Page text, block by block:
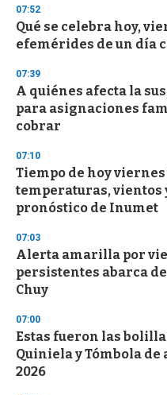
s
e
c
o
d
s
07:52
Qué se celebra hoy,
efemérides de un día
07:39
A quiénes afecta la
para asignaciones
cobrar
07:10
Tiempo de hoy viernes
temperaturas, vientos
pronóstico de Inumet
07:03
Alerta amarilla por
persistentes abarca
Chuy
07:00
Estas fueron las
Quiniela y Tómbola de
2026